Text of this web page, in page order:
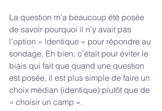
La question m’a beaucoup été posée
de savoir pourquoi il n’y avait pas
l’option « identique » pour répondre au
sondage. Eh bien, c’était pour éviter le
biais qui fait que quand une question
est posée, il est plus simple de faire un
choix médian (identique) plutôt que de
« choisir un camp ».